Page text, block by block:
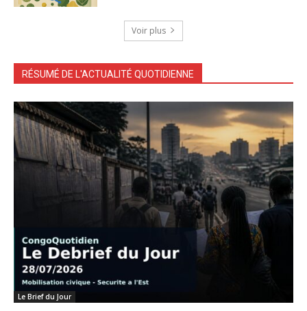
Voir plus
RÉSUMÉ DE L'ACTUALITÉ QUOTIDIENNE
Le Brief du Jour